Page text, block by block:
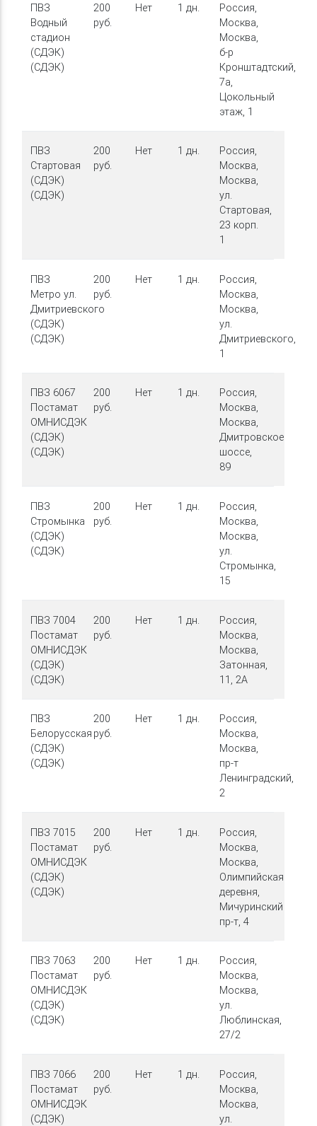
ПВЗ
Водный
стадион
(СДЭК)
(СДЭК)
200
руб.
Нет 1 дн.
Россия,
Москва,
Москва,
б-р
Кронштадтский,
7а,
Цокольный
этаж, 1
ПВЗ
Стартовая
(СДЭК)
(СДЭК)
200
руб.
Нет 1 дн.
Россия,
Москва,
Москва,
ул.
Стартовая,
23 корп.
1
ПВЗ
Метро ул.
Дмитриевского
(СДЭК)
(СДЭК)
200
руб.
Нет 1 дн.
Россия,
Москва,
Москва,
ул.
Дмитриевского,
1
ПВЗ 6067
Постамат
ОМНИСДЭК
(СДЭК)
(СДЭК)
200
руб.
Нет 1 дн.
Россия,
Москва,
Москва,
Дмитровское
шоссе,
89
ПВЗ
Стромынка
(СДЭК)
(СДЭК)
200
руб.
Нет 1 дн.
Россия,
Москва,
Москва,
ул.
Стромынка,
15
ПВЗ 7004
Постамат
ОМНИСДЭК
(СДЭК)
(СДЭК)
200
руб.
Нет 1 дн.
Россия,
Москва,
Москва,
Затонная,
11, 2А
ПВЗ
Белорусская
(СДЭК)
(СДЭК)
200
руб.
Нет 1 дн.
Россия,
Москва,
Москва,
пр-т
Ленинградский,
2
ПВЗ 7015
Постамат
ОМНИСДЭК
(СДЭК)
(СДЭК)
200
руб.
Нет 1 дн.
Россия,
Москва,
Москва,
Олимпийская
деревня,
Мичуринский
пр-т, 4
ПВЗ 7063
Постамат
ОМНИСДЭК
(СДЭК)
(СДЭК)
200
руб.
Нет 1 дн.
Россия,
Москва,
Москва,
ул.
Люблинская,
27/2
ПВЗ 7066
Постамат
ОМНИСДЭК
(СДЭК)
200
руб.
Нет 1 дн.
Россия,
Москва,
Москва,
ул.